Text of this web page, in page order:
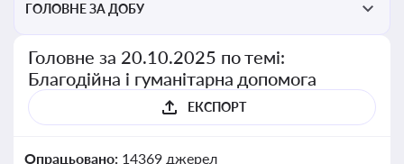
ГОЛОВНЕ ЗА ДОБУ
Головне за 20.10.2025 по темі:
Благодійна і гуманітарна допомога
ЕКСПОРТ
Опрацьовано: 14369 джерел